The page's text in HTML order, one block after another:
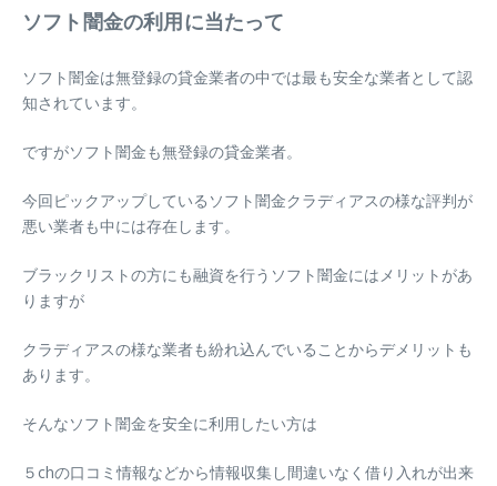
ソフト闇金の利用に当たって
ソフト闇金は無登録の貸金業者の中では最も安全な業者として認
知されています。
ですがソフト闇金も無登録の貸金業者。
今回ピックアップしているソフト闇金クラディアスの様な評判が
悪い業者も中には存在します。
ブラックリストの方にも融資を行うソフト闇金にはメリットがあ
りますが
クラディアスの様な業者も紛れ込んでいることからデメリットも
あります。
そんなソフト闇金を安全に利用したい方は
５chの口コミ情報などから情報収集し間違いなく借り入れが出来